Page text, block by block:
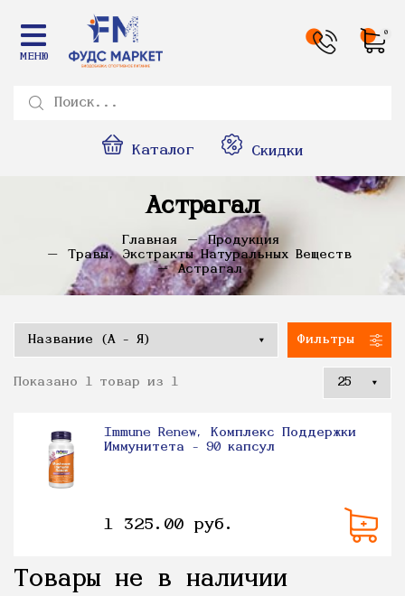
МЕНЮ
0
Каталог Скидки
Астрагал
Главная
Продукция
Травы, Экстракты Натуральных Веществ
Астрагал
Фильтры
Показано 1 товар из 1
Immune Renew, Комплекс Поддержки
Иммунитета - 90 капсул
1 325.00 руб.
Товары не в наличии